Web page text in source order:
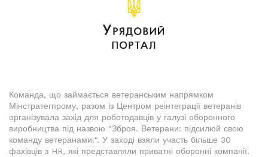
Команда, що займається ветеранським напрямком
Мінстратегпрому, разом із Центром реінтеграції ветеранів
організувала захід для роботодавців у галузі оборонного
виробництва під назвою "Зброя. Ветерани: підсилюй свою
команду ветеранами!". У заході взяли участь більше 30
фахівців з HR, які представляли приватні оборонні компанії.